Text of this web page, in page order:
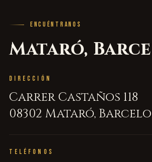
ENCUÉNTRANOS
Mataró,
DIRECCIÓN
Carrer Castaños 118
08302 Mataró,
TELÉFONOS